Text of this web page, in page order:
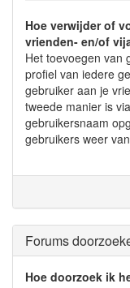
Hoe verwijder of
vrienden- en/of
Het toevoegen van
profiel van iedere
gebruiker aan je
tweede manier is
gebruikersnaam
gebruikers weer
Forums
Hoe doorzoek ik